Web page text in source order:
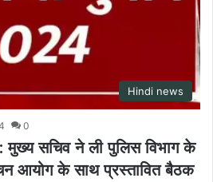
Hindi news
0
सचिव ने ली पुलिस विभाग के
आयोग के साथ प्रस्तावित बैठक